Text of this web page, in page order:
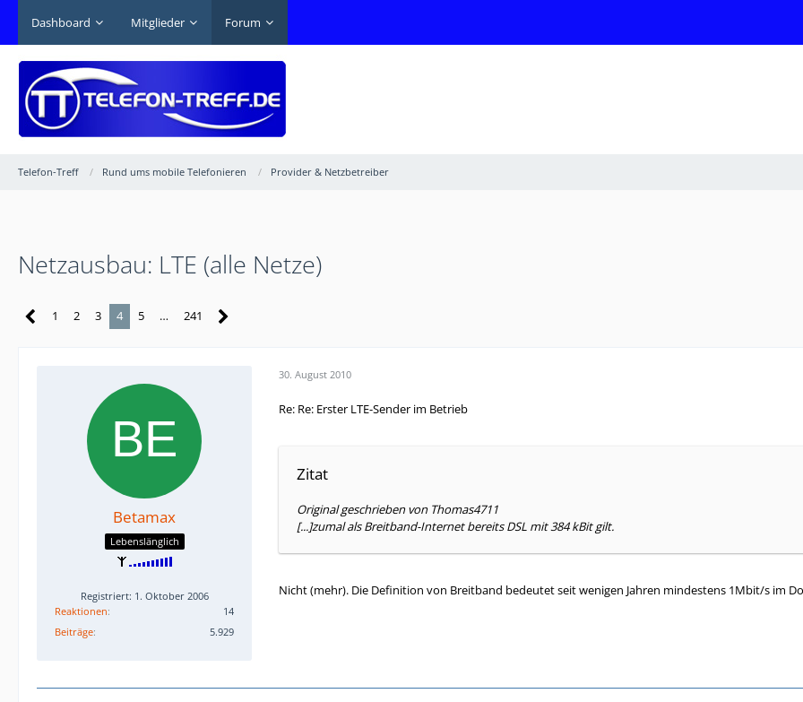
Dashboard Mitglieder Forum
Telefon-Treff Rund ums mobile Telefonieren Provider & Netzbetreiber
Netzausbau: LTE (alle Netze)
1 2 3 4 5 … 241
Betamax
Lebenslänglich
Registriert: 1. Oktober 2006
Reaktionen
14
Beiträge
5.929
30. August 2010
Re: Re: Erster LTE-Sender im Betrieb
Zitat
Original geschrieben von Thomas4711
[...]zumal als Breitband-Internet bereits DSL mit 384 kBit gilt.
Nicht (mehr). Die Definition von Breitband bedeutet seit wenigen Jahren mindestens 1Mbit/s im